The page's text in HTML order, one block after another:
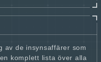
av de insynsaffärer som
komplett lista över alla